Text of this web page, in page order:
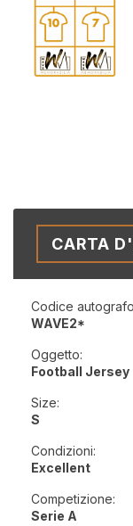
CARTA
Codice
WAVE2*
Oggetto:
Football Jersey
Size:
S
Condizioni:
Excellent
Competizione:
Serie A